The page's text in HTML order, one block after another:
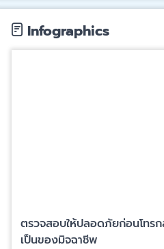
Infographics
ตรวจสอบให้ปลอดภัยก่อนโทร
เป็นของมิจฉาชีพ